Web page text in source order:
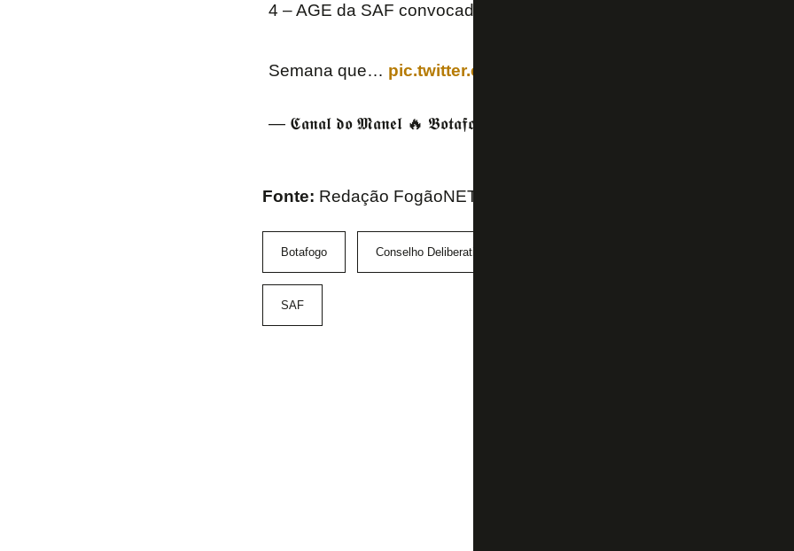
4 – AGE da SAF convocada para oficializar a venda
Semana que… pic.twitter.com/RseExMf9e9
— 𝕮𝖆𝖓𝖆𝖑 𝖉𝖔 𝕸𝖆𝖓𝖊𝖑 🔥 𝕭𝖔𝖙𝖆𝖋𝖔𝖌𝖔 (@CanalDoManel_)
Fonte: Redação FogãoNET e X do Canal do Manel e do Canal do
Botafogo Conselho Deliberativo
SAF